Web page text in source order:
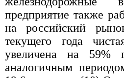
предприятие также
на российский
текущего года
увеличена на 59%
аналогичным